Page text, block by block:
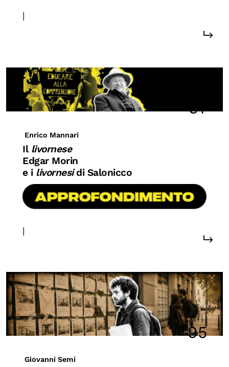
|
97
Enrico Mannari
Il livornese
Edgar Morin
e i livornesidi Salonicco
|
95
Giovanni Semi